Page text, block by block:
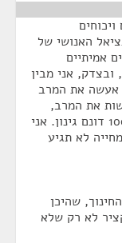
האנושי של
אמיתיים
אני מבין
אעשה את המרב
את המרב,
אבל לא יכול כי נשאר בקציר גנן אחד על 100 דונם גינון. אני
לא תגיע
שהיכן
לא רק שלא